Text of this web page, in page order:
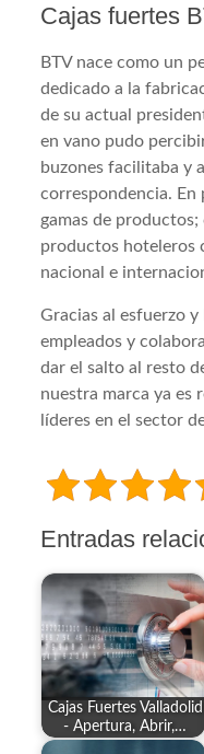
Cajas fuertes
BTV nace como un
dedicado a la
de su actual
en vano pudo
buzones facilitaba y
correspondencia. En
gamas de
productos hoteleros
nacional e
Gracias al esfuerzo
empleados y
dar el salto al resto
nuestra marca ya es
líderes en el sector
Entradas
Cajas Fuertes Valladolid
- Apertura, Abrir,…